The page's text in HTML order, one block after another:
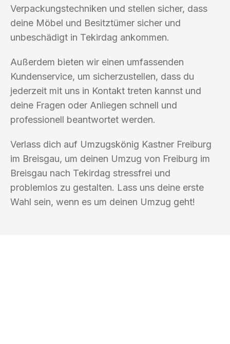
Verpackungstechniken und stellen sicher, dass
deine Möbel und Besitztümer sicher und
unbeschädigt in Tekirdag ankommen.
Außerdem bieten wir einen umfassenden
Kundenservice, um sicherzustellen, dass du
jederzeit mit uns in Kontakt treten kannst und
deine Fragen oder Anliegen schnell und
professionell beantwortet werden.
Verlass dich auf Umzugskönig Kastner Freiburg
im Breisgau, um deinen Umzug von Freiburg im
Breisgau nach Tekirdag stressfrei und
problemlos zu gestalten. Lass uns deine erste
Wahl sein, wenn es um deinen Umzug geht!